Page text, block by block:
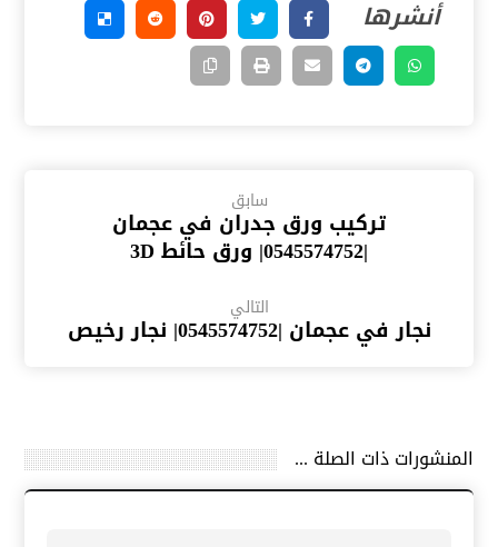
سابق
تركيب ورق جدران في عجمان
|0545574752| ورق حائط 3D
التالي
نجار في عجمان |0545574752| نجار رخيص
المنشورات ذات الصلة ...